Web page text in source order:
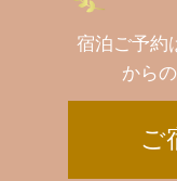
宿泊ご予約
から
ご